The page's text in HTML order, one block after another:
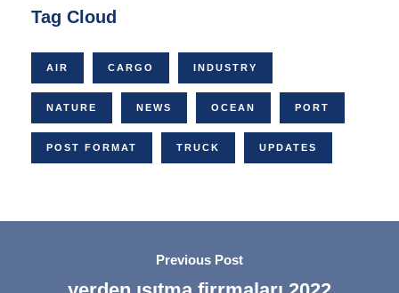
Tag Cloud
AIR CARGO INDUSTRY
NATURE NEWS OCEAN PORT
POST FORMAT TRUCK UPDATES
Previous Post